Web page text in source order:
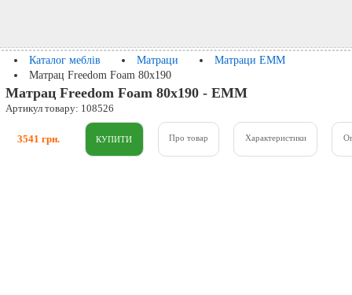
Каталог меблів Матраци
Матраци ЕММ
Матрац Freedom Foam 80x190
Матрац Freedom Foam 80x190 - ЕММ
Артикул товару: 108526
3541 грн. Про товар Характеристики